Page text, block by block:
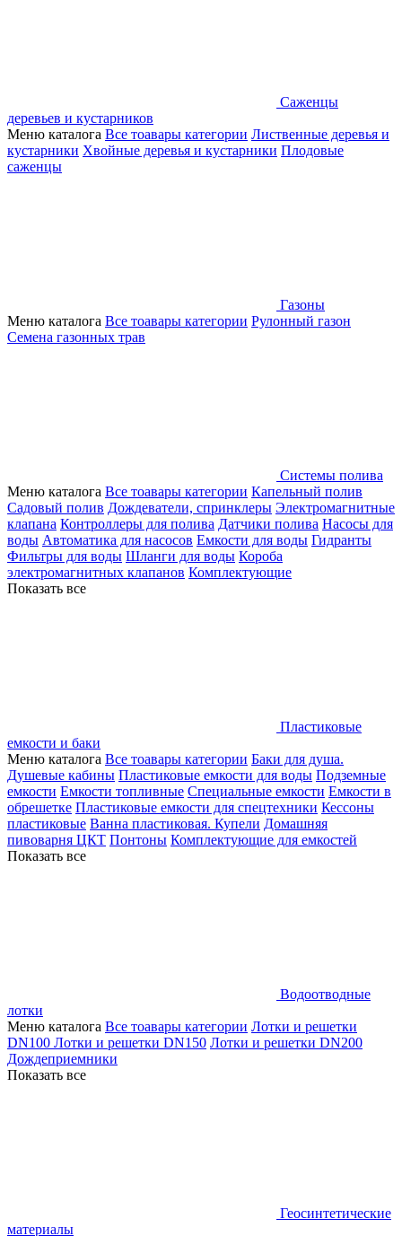
Саженцы
деревьев и кустарников
Меню каталога Все тоавары категории Лиственные деревья и
кустарники Хвойные деревья и кустарники Плодовые
саженцы
Газоны
Меню каталога Все тоавары категории Рулонный газон
Семена газонных трав
Системы полива
Меню каталога Все тоавары категории Капельный полив
Садовый полив Дождеватели, спринклеры Электромагнитные
клапана Контроллеры для полива Датчики полива Насосы для
воды Автоматика для насосов Емкости для воды Гидранты
Фильтры для воды Шланги для воды Короба
электромагнитных клапанов Комплектующие
Показать все
Пластиковые
емкости и баки
Меню каталога Все тоавары категории Баки для душа.
Душевые кабины Пластиковые емкости для воды Подземные
емкости Емкости топливные Специальные емкости Емкости в
обрешетке Пластиковые емкости для спецтехники Кессоны
пластиковые Ванна пластиковая. Купели Домашняя
пивоварня ЦКТ Понтоны Комплектующие для емкостей
Показать все
Водоотводные
лотки
Меню каталога Все тоавары категории Лотки и решетки
DN100 Лотки и решетки DN150 Лотки и решетки DN200
Дождеприемники
Показать все
Геосинтетические
материалы